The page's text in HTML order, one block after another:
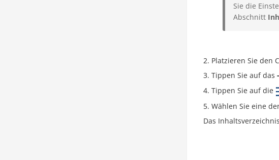
Sie die
Abschnitt
Platzieren Sie den
Tippen Sie auf das
Tippen Sie auf die
Wählen Sie eine
Das